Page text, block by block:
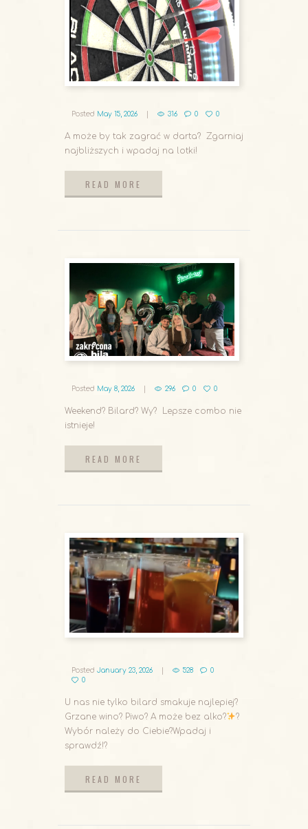
Posted May 15, 2026 316 0 0
A może by tak zagrać w darta? Zgarniaj
najbliższych i wpadaj na lotki!
READ MORE
Posted May 8, 2026 296 0 0
Weekend? Bilard? Wy? Lepsze combo nie
istnieje!
READ MORE
Posted January 23, 2026 528
0
0
U nas nie tylko bilard smakuje najlepiej?
Grzane wino? Piwo? A może bez alko?
?
Wybór należy do Ciebie?Wpadaj i
sprawdź!?
READ MORE